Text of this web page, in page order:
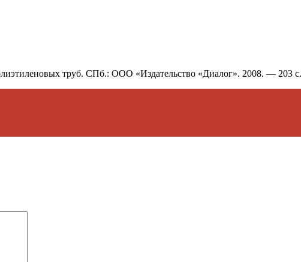
труб. СПб.: ООО «Издательство «Диалог». 2008. — 203 с.